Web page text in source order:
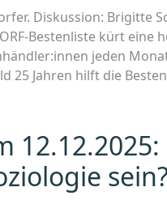
Diskussion: Brigitte
Bestenliste kürt eine
jeden
25 Jahren hilft die
12.12.2025: